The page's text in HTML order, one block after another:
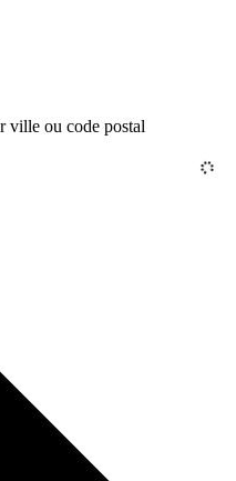
ville ou code postal